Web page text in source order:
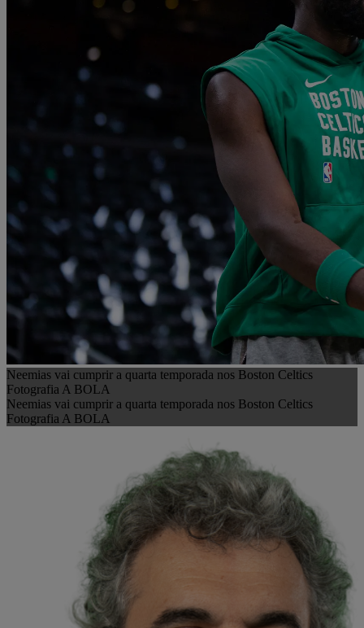
Neemias vai cumprir a quarta temporada nos Boston Celtics
Fotografia A BOLA
Neemias vai cumprir a quarta temporada nos Boston Celtics
Fotografia A BOLA